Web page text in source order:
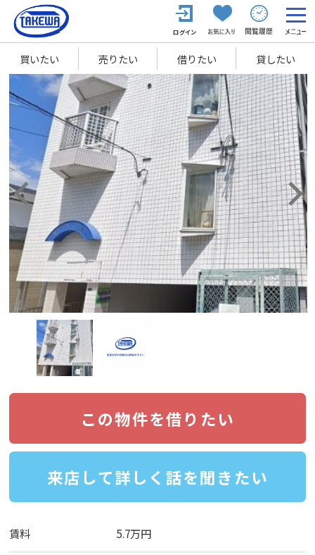
買いたい 売りたい 借りたい 貸したい
この物件を借りたい
来店して詳しく話を聞きたい
賃料 5.7万円